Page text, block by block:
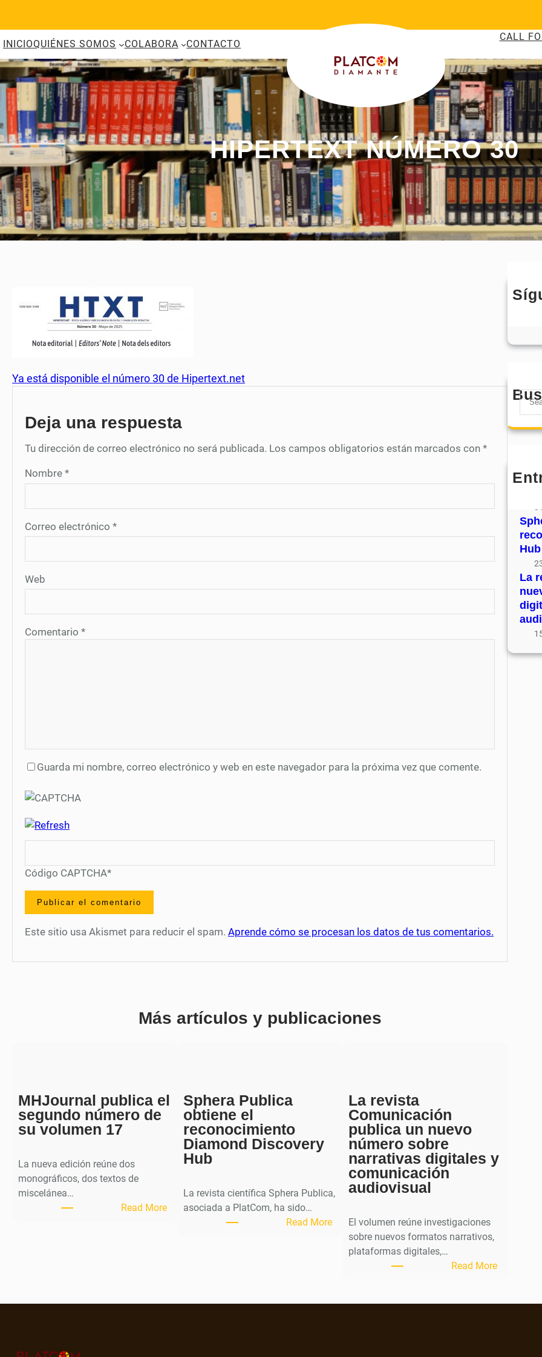
INICIOQUIÉNES SOMOS COLABORA CONTACTO
CALL
HIPERTEXT NÚMERO 30
Ya está disponible el número 30 de Hipertext.net
Deja una respuesta
Tu dirección de correo electrónico no será publicada. Los campos obligatorios están marcados con *
Nombre *
Correo electrónico *
Web
Comentario *
Guarda mi nombre, correo electrónico y web en este navegador para la próxima vez que comente.
Código CAPTCHA*
Este sitio usa Akismet para reducir el spam. Aprende cómo se procesan los datos de tus comentarios.
Más artículos y publicaciones
MHJournal publica el
segundo número de
su volumen 17
La nueva edición reúne dos
monográficos, dos textos de
miscelánea…
Read More:
Sphera Publica
obtiene el
reconocimiento
Diamond Discovery
Hub
La revista científica Sphera Publica,
asociada a PlatCom, ha sido…
Read More:
La revista
Comunicación
publica un nuevo
número sobre
narrativas digitales y
comunicación
audiovisual
El volumen reúne investigaciones
sobre nuevos formatos narrativos,
plataformas digitales,…
Read More:
S
a
Hub
La